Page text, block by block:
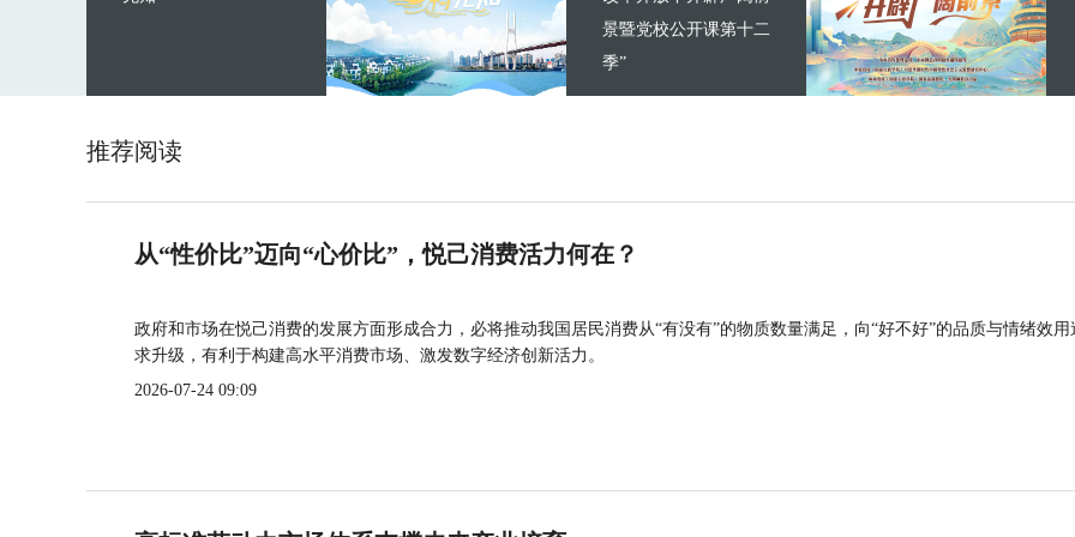
景暨党校公开课第十二
季”
推荐阅读
从“性价比”迈向“心价比”，悦己消费活力何在？
政府和市场在悦己消费的发展方面形成合力，必将推动我国居民消费从“有没有”的物质数量满足，向“好不好”的品质与情绪效用
求升级，有利于构建高水平消费市场、激发数字经济创新活力。
2026-07-24 09:09